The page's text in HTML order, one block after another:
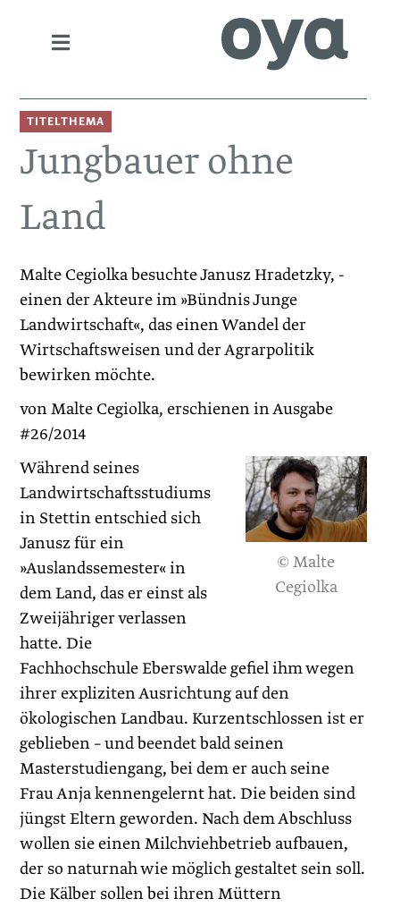
TITELTHEMA
Jungbauer ohne
Land
Malte Cegiolka besuchte Janusz Hradetzky, ­
einen der Akteure im »Bündnis Junge
Landwirtschaft«, das einen Wandel der
Wirtschafts­weisen und der Agrarpolitik
bewirken möchte.
von Malte Cegiolka, erschienen in Ausgabe
#26/2014
© Malte
Cegiolka
Während seines
Landwirtschaftsstudiums
in Stettin entschied sich
Janusz für ein
»Auslandssemester« in
dem Land, das er einst als
Zweijähriger verlassen
hatte. Die
Fachhochschule Eberswalde gefiel ihm wegen
ihrer expliziten Ausrichtung auf den
ökologischen Landbau. Kurzentschlossen ist er
geblieben – und beendet bald seinen
Masterstudiengang, bei dem er auch seine
Frau Anja kennengelernt hat. Die beiden sind
jüngst Eltern geworden. Nach dem Abschluss
wollen sie einen Milchviehbetrieb aufbauen,
der so naturnah wie möglich gestaltet sein soll.
Die Kälber sollen bei ihren Müttern